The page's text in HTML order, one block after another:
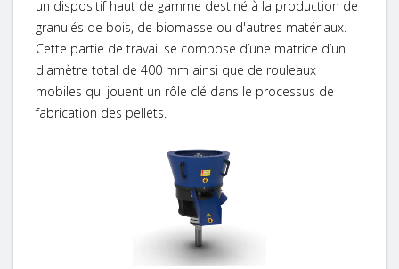
un dispositif haut de gamme destiné à la production de
granulés de bois, de biomasse ou d'autres matériaux.
Cette partie de travail se compose d’une matrice d’un
diamètre total de 400 mm ainsi que de rouleaux
mobiles qui jouent un rôle clé dans le processus de
fabrication des pellets.